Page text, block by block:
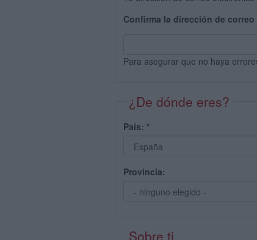
Confirma la dirección de
Para asegurar que no haya
¿De dónde eres?
País: *
Provincia:
Sobre ti